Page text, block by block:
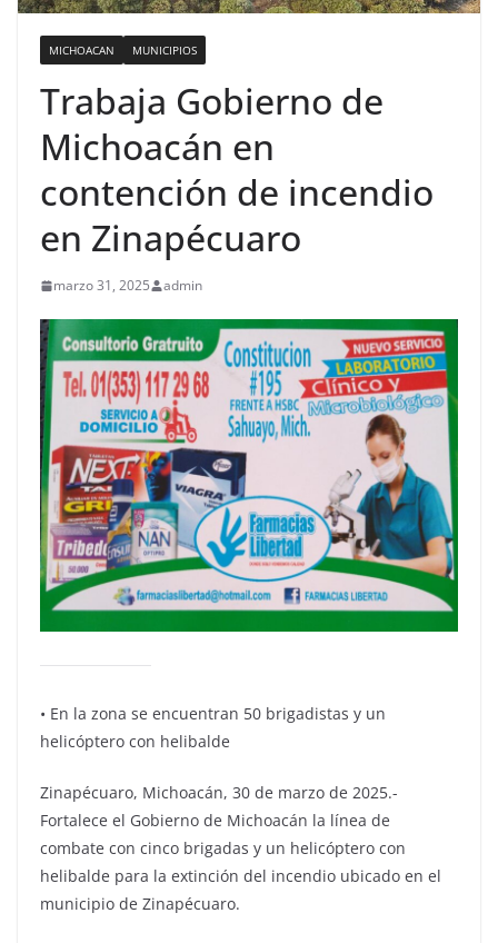
MICHOACAN MUNICIPIOS
Trabaja Gobierno de
Michoacán en
contención de incendio
en Zinapécuaro
marzo 31, 2025 admin
• En la zona se encuentran 50 brigadistas y un
helicóptero con helibalde
Zinapécuaro, Michoacán, 30 de marzo de 2025.-
Fortalece el Gobierno de Michoacán la línea de
combate con cinco brigadas y un helicóptero con
helibalde para la extinción del incendio ubicado en el
municipio de Zinapécuaro.